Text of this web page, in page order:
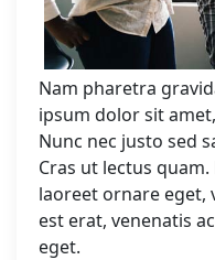
Nam pharetra
ipsum dolor sit
Nunc nec justo sed
Cras ut lectus
laoreet ornare eget,
est erat, venenatis
eget.